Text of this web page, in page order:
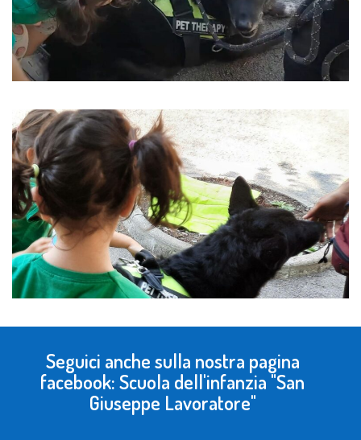
Seguici anche sulla nostra pagina
facebook: Scuola dell'infanzia "San
Giuseppe Lavoratore"